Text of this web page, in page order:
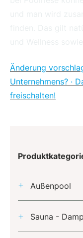
Änderung
Unternehmens? ·
freischalten!
Außenpool
Sauna -